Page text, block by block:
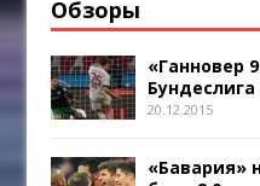
Обзоры
«Ганновер
Бундеслига
20.12.2015
«Бавария»